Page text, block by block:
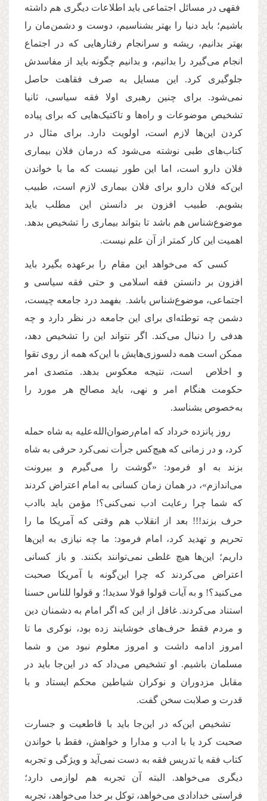
فقهی در مسائل اجتماعی باید اطلاعات دیگری هم داشته
باشیم؛ باید دنیا را بهتر بشناسیم، دوست و دشمن‌مان را
بهتر بدانیم، ریشه و سرانجام رفتارهایی که در اجتماع
انجام می‌گیرد را بدانیم، و بدانیم چگونه باید از مفاسدش
جلوگیری کرد. این‌ مسایل به صرف فقاهت حاصل
نمی‌شود. برای چنین رهبری اولا فقه سیاسی، ثانیا
تشخیص موضوعات و راه‌ها و تاکتیک‌هایی که برای پیاده
کردن این‌ها لازم است، اولویت دارد. برای مثال در
کتاب‌های طبی نوشته می‌شود که درمان فلان بیماری
فلان دارو است، اما این طور نیست که ما با خواندن
اینکه فلان دارو برای فلان بیماری لازم است، طبیب
بشویم. طبیب افزون بر دانستن این مطلب باید
موضوع‌شناس هم باشد تا بتواند بیماری را تشخیص بدهد.
اهمیت این کار کمتر از آن علم نیست.
کسی که می‌خواهد این مقام را برعهده بگیرد باید
افزون بر دانستن فقه اسلامی و حتی فقه سیاسی و
اجتماعی، موضوع‌شناس باشد. بفهمد درد جامعه چیست،
دشمن چه توطئه‌ای برای این جامعه در نظر دارد و چه
هدفی را دنبال می‌کند. اگر نتواند این را تشخیص دهد،
ممکن است همه دلسوزی‌هایش با این‌که همه از روی تقوا
و اخلاص است، نتیجه معکوس بدهد. متصدی امر
حکومت هنگام امر و نهی، باید مصالح هر مورد را
بهخصوص بشناسد.
روز پانزده خرداد که امامرضوان‌اللهعلیه به شاه حمله
کرد، و در زمانی که هیچ‌کس جرأت نمی‌کرد حرفی به شاه
بزند به او فرمود: «گوشت را می‌گیرم و بیرونت
می‌اندازم»، در همان زمان کسانی به امام اعتراض کردند
که شما چرا رعایت ادب نمی‌کنی؟! مؤمن باید باادب
حرف بزند!!! بعد از انقلاب هم وقتی که آمریکا ما را
تحریم و تهدید کرد، امام فرمود: ما چه نیازی به این‌ها
داریم؛ این‌ها هیچ غلطی نمی‌توانند بکنند. و باز کسانی
اعتراض می‌کردند که چرا این‌گونه با آمریکا صحبت
می‌کنید؟! و به آیات قولوا قولا سدیدا؛ و قولوا للناس حسنا
استناد می‌کردند. غافل از این که اگر امام به دشمنان دین
و مردم فقط حرف‌های خوشایند زده بود، نوکری ما تا
امروز ادامه داشت و امروز معلوم نبود من و شما
مسلمان باشیم. او تشخیص می‌داد که در اینجا باید در
مقابل مزدوران و نوکران شیاطین محکم ایستاد و با
قدرت و صلابت سخن گفت.
تشخیص اینکه در اینجا باید با قاطعیت و جسارت
صحبت کرد یا با ادب و مدارا و خواهش، فقط با خواندن
کتاب فقه یا تدریس فقه به دست نمی‌آید و ویژگی و تجربه
دیگری می‌خواهد. البته آن تجربه هم لوازمی دارد؛
فراستی خدادادی می‌خواهد، توکل بر خدا می‌خواهد، تجربه